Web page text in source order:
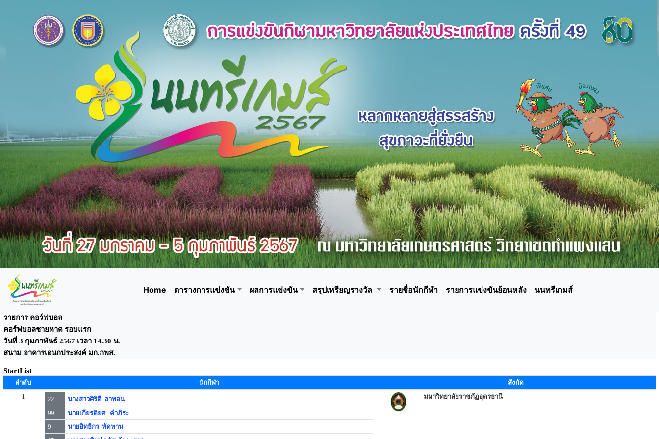
Home ตารางการแข่งขัน ผลการแข่งขัน สรุปเหรียญรางวัล รายชื่อนักกีฬา รายการแข่งขันย้อนหลัง นนทรีเกมส์
รายการ คอร์ฟบอล
คอร์ฟบอลชายหาด รอบแรก
วันที่ 3 กุมภาพันธ์ 2567 เวลา 14.30 น.
สนาม อาคารเอนกประสงค์ มก.กพส.
StartList
ลำดับ นักกีฬา
สังกัด
1
22
นางสาวศิริดี ลาทอน
99
นายเกียรติยศ คำภิระ
9
นายอิทธิกร พัดพาน
มหาวิทยาลัยราชภัฏอุดรธานี